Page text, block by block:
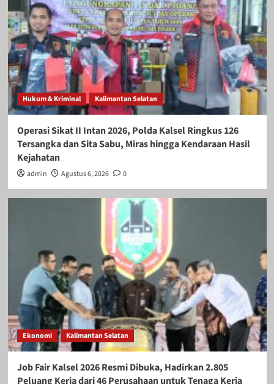
Hukum & Kriminal Kalimantan Selatan
Operasi Sikat II Intan 2026, Polda Kalsel Ringkus 126
Tersangka dan Sita Sabu, Miras hingga Kendaraan Hasil
Kejahatan
admin Agustus 6, 2026 0
Ekonomi Kalimantan Selatan
Job Fair Kalsel 2026 Resmi Dibuka, Hadirkan 2.805
Peluang Kerja dari 46 Perusahaan untuk Tenaga Kerja